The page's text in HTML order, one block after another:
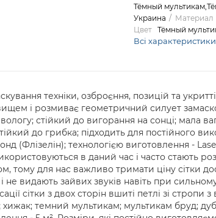
Тёмный
Украина
Материал
Цвет
Тёмный
Всі характеристики
техніки, озброєння, позицій та
і розмиває геометричний силует
стійкий до вигорання на сонці; мала
до грибка; підходить для постійного
(Флізелін); технологією виготовлення -
в даний час і часто стають
для нас важливо тримати ціну сітки
видають зайвих звуків навіть при
сітки з двох сторін вшиті петлі зі стропи
темний мультикам; мультикам бруд;